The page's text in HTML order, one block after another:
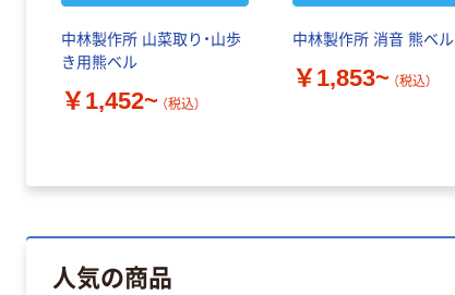
中林製作所 山菜取り・山歩
き用熊ベル
￥1,452~ （税込）
中林製作所 消音 熊ベル
￥1,853~ （税込）
人気の商品